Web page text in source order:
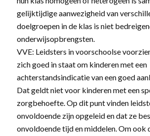
gelijktijdige aanwezigheid van
doelgroepen in de klas is niet
onderwijsopbrengsten.
VVE: Leidsters in voorschoolse
zich goed in staat om kinderen met een
achterstandsindicatie van een goed
Dat geldt niet voor kinderen met een
zorgbehoefte. Op dit punt vinden
onvoldoende zijn opgeleid en dat ze
onvoldoende tijd en middelen. Om ook